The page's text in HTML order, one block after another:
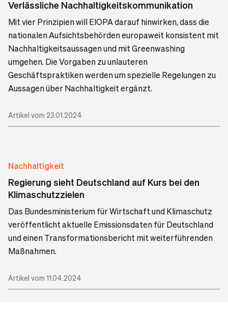
Verlässliche Nachhaltigkeitskommunikation
Mit vier Prinzipien will EIOPA darauf hinwirken, dass die
nationalen Aufsichtsbehörden europaweit konsistent mit
Nachhaltigkeitsaussagen und mit Greenwashing
umgehen. Die Vorgaben zu unlauteren
Geschäftspraktiken werden um spezielle Regelungen zu
Aussagen über Nachhaltigkeit ergänzt.
Artikel vom 23.01.2024
Nachhaltigkeit
Regierung sieht Deutschland auf Kurs bei den
Klimaschutzzielen
Das Bundesministerium für Wirtschaft und Klimaschutz
veröffentlicht aktuelle Emissionsdaten für Deutschland
und einen Transformationsbericht mit weiterführenden
Maßnahmen.
Artikel vom 11.04.2024